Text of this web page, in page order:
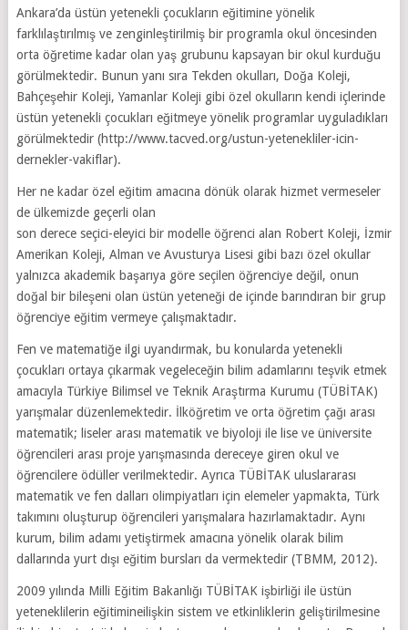
Ankara’da üstün yetenekli çocukların eğitimine yönelik
farklılaştırılmış ve zenginleştirilmiş bir programla okul öncesinden
orta öğretime kadar olan yaş grubunu kapsayan bir okul kurduğu
görülmektedir. Bunun yanı sıra Tekden okulları, Doğa Koleji,
Bahçeşehir Koleji, Yamanlar Koleji gibi özel okulların kendi içlerinde
üstün yetenekli çocukları eğitmeye yönelik programlar uyguladıkları
görülmektedir (http://www.tacved.org/ustun-yetenekliler-icin-
dernekler-vakiflar).
Her ne kadar özel eğitim amacına dönük olarak hizmet vermeseler
de ülkemizde geçerli olan
son derece seçici-eleyici bir modelle öğrenci alan Robert Koleji, İzmir
Amerikan Koleji, Alman ve Avusturya Lisesi gibi bazı özel okullar
yalnızca akademik başarıya göre seçilen öğrenciye değil, onun
doğal bir bileşeni olan üstün yeteneği de içinde barındıran bir grup
öğrenciye eğitim vermeye çalışmaktadır.
Fen ve matematiğe ilgi uyandırmak, bu konularda yetenekli
çocukları ortaya çıkarmak vegeleceğin bilim adamlarını teşvik etmek
amacıyla Türkiye Bilimsel ve Teknik Araştırma Kurumu (TÜBİTAK)
yarışmalar düzenlemektedir. İlköğretim ve orta öğretim çağı arası
matematik; liseler arası matematik ve biyoloji ile lise ve üniversite
öğrencileri arası proje yarışmasında dereceye giren okul ve
öğrencilere ödüller verilmektedir. Ayrıca TÜBİTAK uluslararası
matematik ve fen dalları olimpiyatları için elemeler yapmakta, Türk
takımını oluşturup öğrencileri yarışmalara hazırlamaktadır. Aynı
kurum, bilim adamı yetiştirmek amacına yönelik olarak bilim
dallarında yurt dışı eğitim bursları da vermektedir (TBMM, 2012).
2009 yılında Milli Eğitim Bakanlığı TÜBİTAK işbirliği ile üstün
yeteneklilerin eğitimineilişkin sistem ve etkinliklerin geliştirilmesine